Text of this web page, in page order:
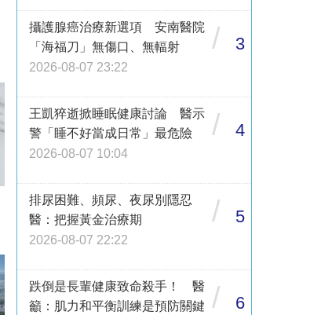
攝護腺癌治療新選項 安南醫院
「海福刀」無傷口、無輻射
2026-08-07 23:22
/ 3
王凱猝逝掀睡眠健康討論 醫示
警「睡不好當成日常」最危險
2026-08-07 10:04
/ 4
排尿困難、頻尿、夜尿別隱忍
醫：把握黃金治療期
2026-08-07 22:22
/ 5
跌倒是長輩健康致命殺手！ 醫
籲：肌力和平衡訓練是預防關鍵
/ 6